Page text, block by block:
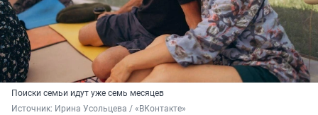
Поиски семьи идут уже семь месяцев
Источник: Ирина Усольцева / «ВКонтакте»